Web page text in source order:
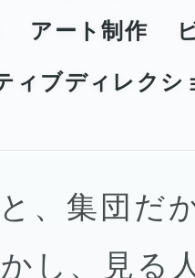
アート制作
ィブディレクシ
、集団だ
し、見る